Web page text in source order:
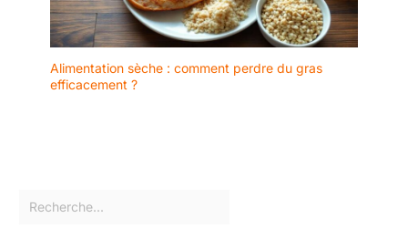
Alimentation sèche : comment perdre du gras
efficacement ?